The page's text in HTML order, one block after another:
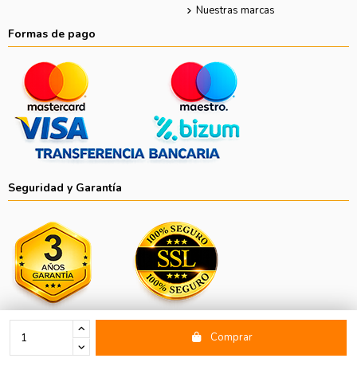
Comprar
Nuestras marcas
Formas de pago
Seguridad y Garantía
Copyright © 2026 Divisionled ALLIANCE VENTURES, S.L. C.I.F.: